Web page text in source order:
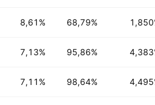
8,61% 68,79%
7,13% 95,86%
7,11% 98,64%